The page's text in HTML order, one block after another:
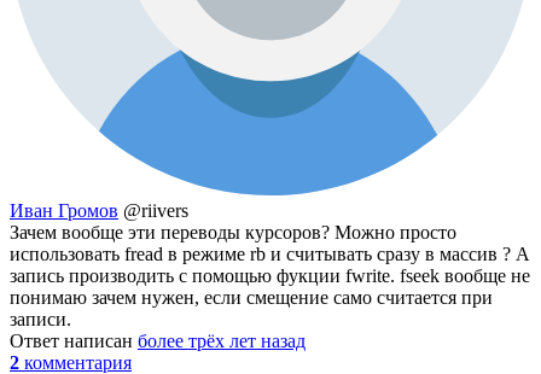
Иван Громов @riivers
Зачем вообще эти переводы курсоров? Можно просто
использовать fread в режиме rb и считывать сразу в массив ? А
запись производить с помощью фукции fwrite. fseek вообще не
понимаю зачем нужен, если смещение само считается при
записи.
Ответ написан более трёх лет назад
2 комментария